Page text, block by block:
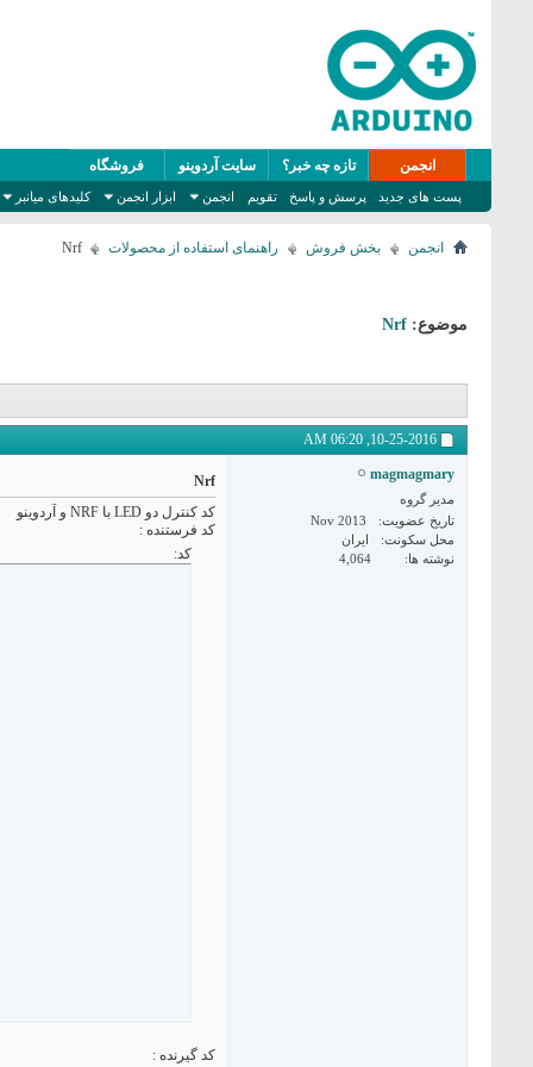
انجمن
پست های جدید پرسش و پاسخ تقویم انجمن ابزار انجمن کلیدهای میانبر
تازه چه خبر؟ سایت آردوینو فروشگاه
انجمن بخش فروش راهنمای استفاده از محصولات Nrf
موضوع: Nrf
10-25-2016,
06:20 AM
magmagmary
مدیر گروه
تاریخ عضویت
Nov 2013
محل سکونت
ایران
نوشته ها
4,064
Nrf
کد کنترل دو LED با NRF و آردوینو
کد فرستنده :
کد:
کد گیرنده :